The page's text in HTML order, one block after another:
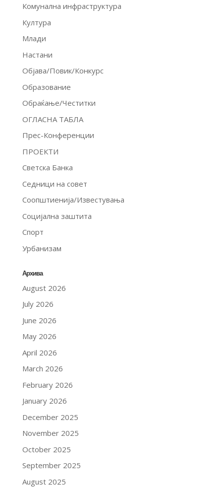
Комунална инфраструктура
Култура
Млади
Настани
Објава/Повик/Конкурс
Образование
Обраќање/Честитки
ОГЛАСНА ТАБЛА
Прес-Конференции
ПРОЕКТИ
Светска Банка
Седници на совет
Соопштиенија/Известувања
Социјална заштита
Спорт
Урбанизам
Архива
August 2026
July 2026
June 2026
May 2026
April 2026
March 2026
February 2026
January 2026
December 2025
November 2025
October 2025
September 2025
August 2025